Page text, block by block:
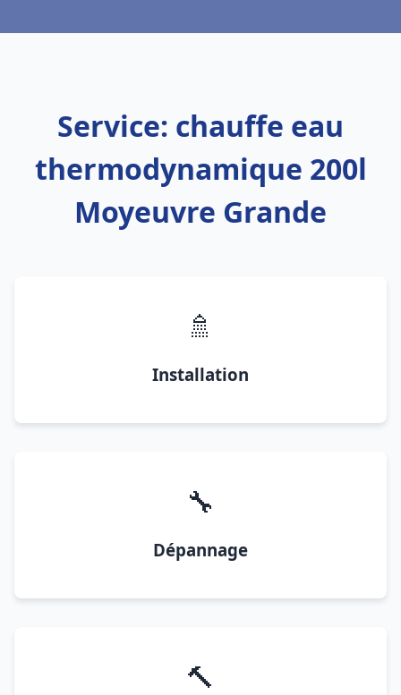
Service: chauffe eau
thermodynamique 200l
Moyeuvre Grande
🚿
Installation
🔧
Dépannage
🔨